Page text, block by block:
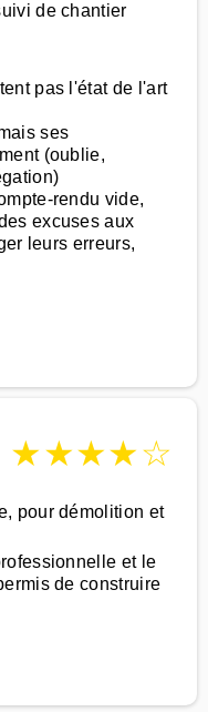
de chantier
pas l'état de l'art
ses
(oublie,
rendu vide,
excuses aux
leurs erreurs,
★★★★☆
pour démolition et
et le
de construire